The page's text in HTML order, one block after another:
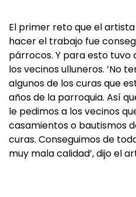
El primer reto que el
hacer el trabajo fue
párrocos. Y para esto tuvo
los vecinos ulluneros. ’No
algunos de los curas que
años de la parroquia. Así
le pedimos a los vecinos
casamientos o bautismos
curas. Conseguimos de
muy mala calidad’, dijo el